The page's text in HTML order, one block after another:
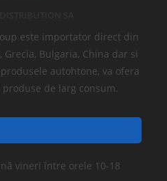
este importator direct din
Grecia, Bulgaria, China dar si
autohtone, va ofera
de larg consum.
vineri între orele 10-18